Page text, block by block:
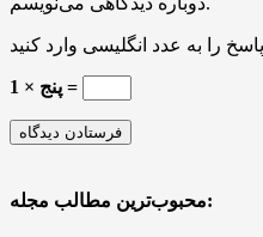
1 × پنج =
محبوب‌ترین مطالب مجله: